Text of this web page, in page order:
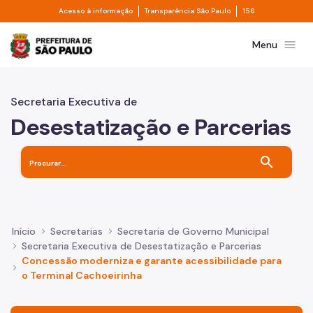
Pular para o Conteúdo principal
Acesso à informação Divisor de acesso à informação
Transparência São Paulo Divisor de
156
Prefeitura de São PauloMenu menu
Secretaria Executiva de
Desestatização e Parcerias
search
Início Secretarias
Secretaria de Governo Municipal
Secretaria Executiva de Desestatização e Parcerias
Concessão moderniza e garante acessibilidade para
o Terminal Cachoeirinha